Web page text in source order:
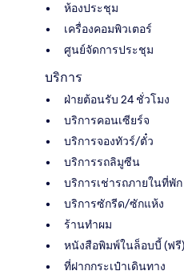
ห้องประชุม
เครื่องคอมพิวเตอร์
ศูนย์จัดการประชุม
บริการ
ฝ่ายต้อนรับ 24 ชั่วโมง
บริการคอนเซียร์จ
บริการจองทัวร์/ตั๋ว
บริการรถลิมูซีน
บริการเช่ารถภายในที่พัก
บริการซักรีด/ซักแห้ง
ร้านทำผม
หนังสือพิมพ์ในล็อบบี้ (ฟรี)
ที่ฝากกระเป๋าเดินทาง